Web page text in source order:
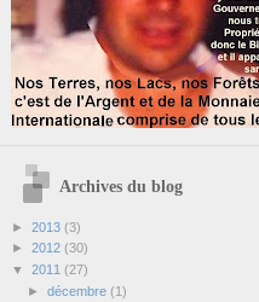
Archives du blog
► 2013 (3)
► 2012 (30)
▼ 2011 (27)
► décembre (1)